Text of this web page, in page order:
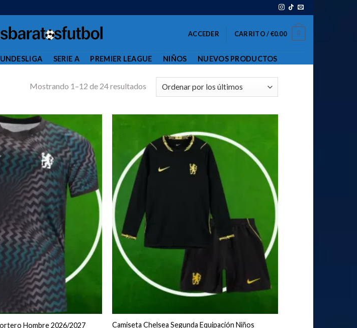
ACCEDER CARRITO /€0.00 0
SERIE A PREMIER LEAGUE NIÑOS NUEVOS PRODUCTOS
Mostrando 1–12 de 24 resultados
Hombre 2026/2027
Camiseta Chelsea Segunda Equipación Niños